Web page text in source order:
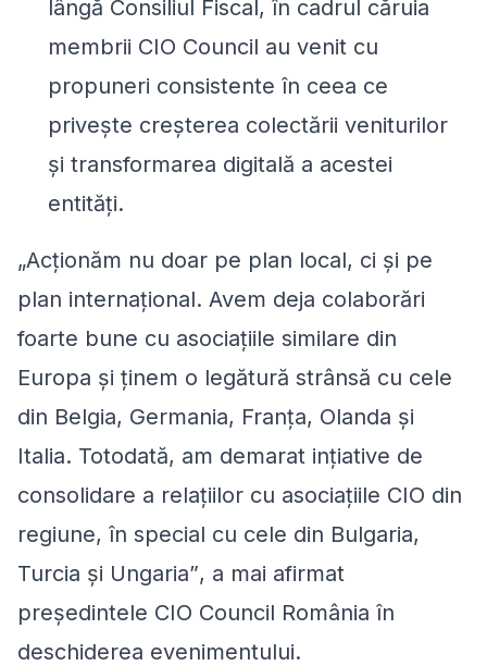
lângă Consiliul Fiscal, în cadrul căruia
membrii CIO Council au venit cu
propuneri consistente în ceea ce
privește creșterea colectării veniturilor
și transformarea digitală a acestei
entități.
„Acționăm nu doar pe plan local, ci și pe
plan internațional. Avem deja colaborări
foarte bune cu asociațiile similare din
Europa și ținem o legătură strânsă cu cele
din Belgia, Germania, Franța, Olanda și
Italia. Totodată, am demarat ințiative de
consolidare a relațiilor cu asociațiile CIO din
regiune, în special cu cele din Bulgaria,
Turcia și Ungaria”, a mai afirmat
președintele CIO Council România în
deschiderea evenimentului.